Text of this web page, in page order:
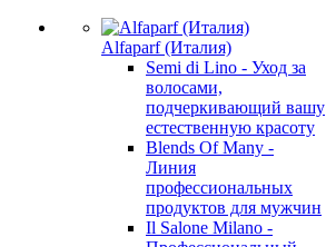
Alfaparf (Италия)
Semi di Lino - Уход за
волосами,
подчеркивающий вашу
естественную красоту
Blends Of Many -
Линия
профессиональных
продуктов для мужчин
Il Salone Milano -